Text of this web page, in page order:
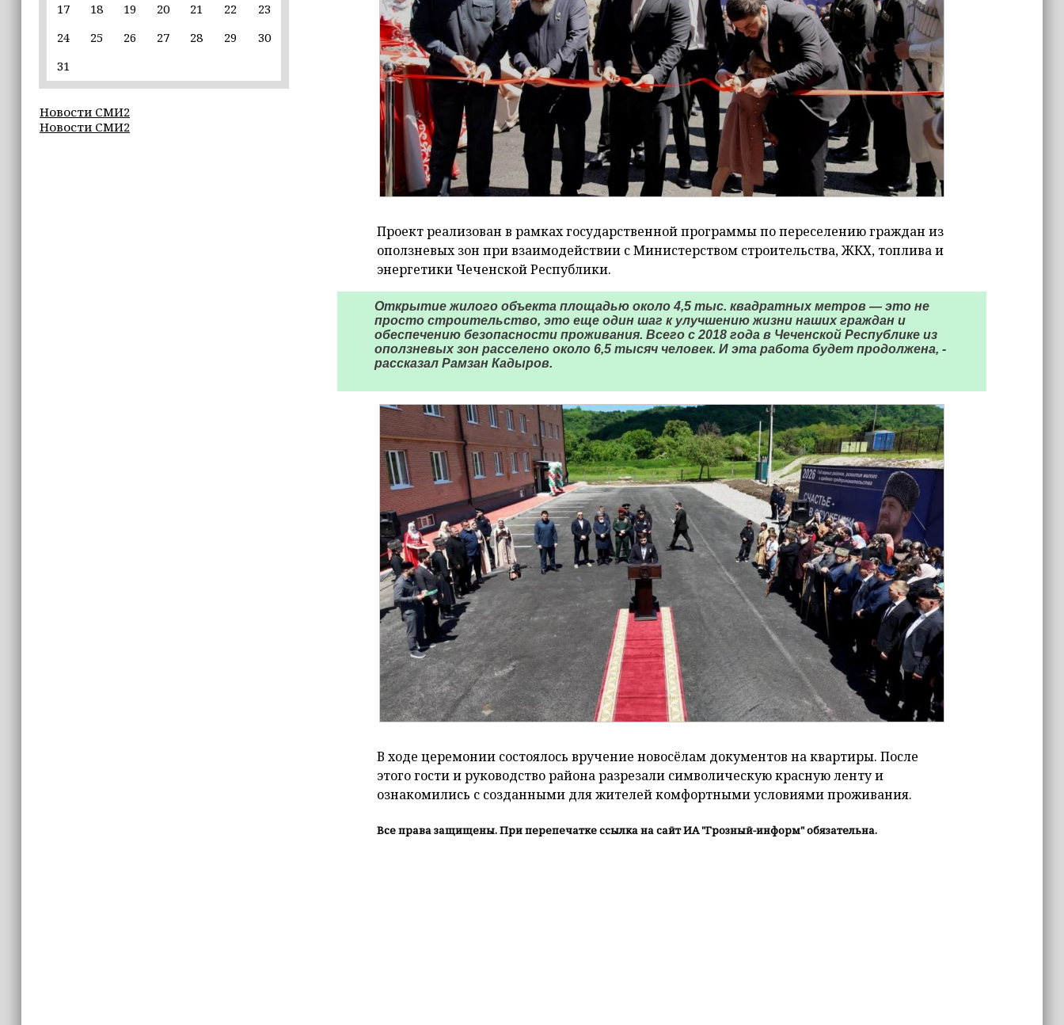
15:35
— стать большой
Избирательные участки Шатоя
готовы к приёму голосов
17
18 19 20 21 22
23
24
25 26 27 28 29
30
31
Новости СМИ2
Новости СМИ2
Проект реализован в рамках государственной программы по переселению граждан из
оползневых зон при взаимодействии с Министерством строительства, ЖКХ, топлива и
энергетики Чеченской Республики.
Открытие жилого объекта площадью около 4,5 тыс. квадратных метров — это не
просто строительство, это еще один шаг к улучшению жизни наших граждан и
обеспечению безопасности проживания. Всего с 2018 года в Чеченской Республике из
оползневых зон расселено около 6,5 тысяч человек. И эта работа будет продолжена, -
рассказал Рамзан Кадыров.
В ходе церемонии состоялось вручение новосёлам документов на квартиры. После
этого гости и руководство района разрезали символическую красную ленту и
ознакомились с созданными для жителей комфортными условиями проживания.
Все права защищены. При перепечатке ссылка на сайт ИА "Грозный-информ" обязательна.